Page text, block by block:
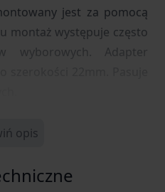
jest za pomocą
montaż występuje często
wyborowych. Adapter
opis